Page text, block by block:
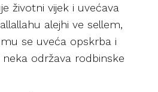
životni vijek i uvećava
alejhi ve sellem,
mu se uveća opskrba i
održava rodbinske